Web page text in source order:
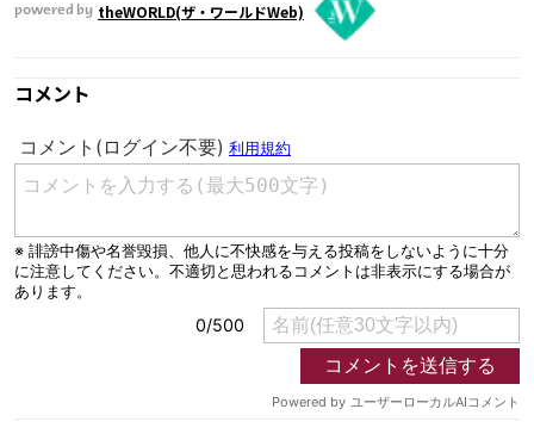
powered by theWORLD(ザ・ワールドWeb)
コメント